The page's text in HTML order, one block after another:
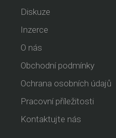
Diskuze
Inzerce
O nás
Obchodní podmínky
Ochrana osobních údajů
Pracovní příležitosti
Kontaktujte nás